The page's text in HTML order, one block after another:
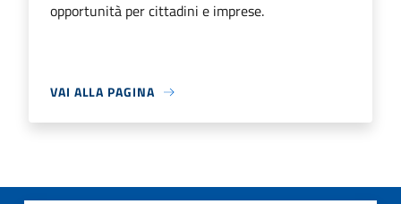
opportunità per cittadini e imprese.
VAI ALLA PAGINA